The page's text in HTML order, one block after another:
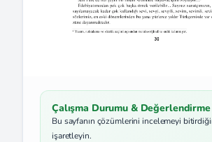
Çalışma Durumu & Değerlendirme
Bu sayfanın çözümlerini incelemeyi
işaretleyin.